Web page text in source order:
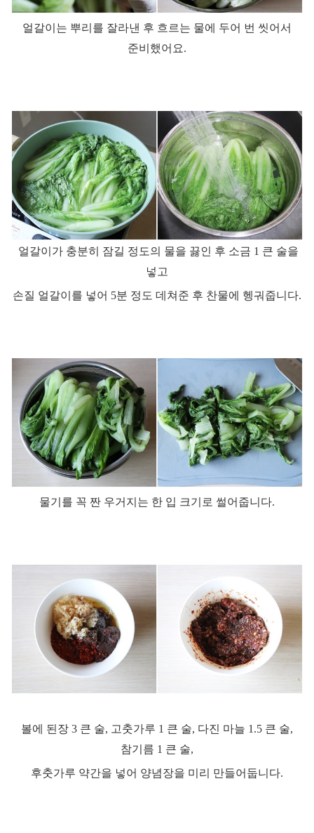
얼갈이는 뿌리를 잘라낸 후 흐르는 물에 두어 번 씻어서
준비했어요.
얼갈이가 충분히 잠길 정도의 물을 끓인 후 소금 1 큰 술을
넣고
손질 얼갈이를 넣어 5분 정도 데쳐준 후 찬물에 헹궈줍니다.
물기를 꼭 짠 우거지는 한 입 크기로 썰어줍니다.
볼에 된장 3 큰 술, 고춧가루 1 큰 술, 다진 마늘 1.5 큰 술,
참기름 1 큰 술,
후춧가루 약간을 넣어 양념장을 미리 만들어둡니다.